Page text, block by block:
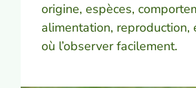
origine, espèces,
alimentation, reproduction,
où l’observer facilement.